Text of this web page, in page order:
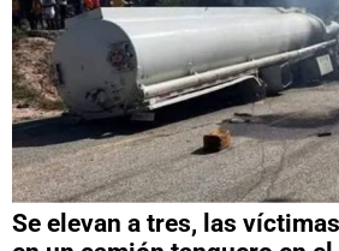
Se elevan a tres, las